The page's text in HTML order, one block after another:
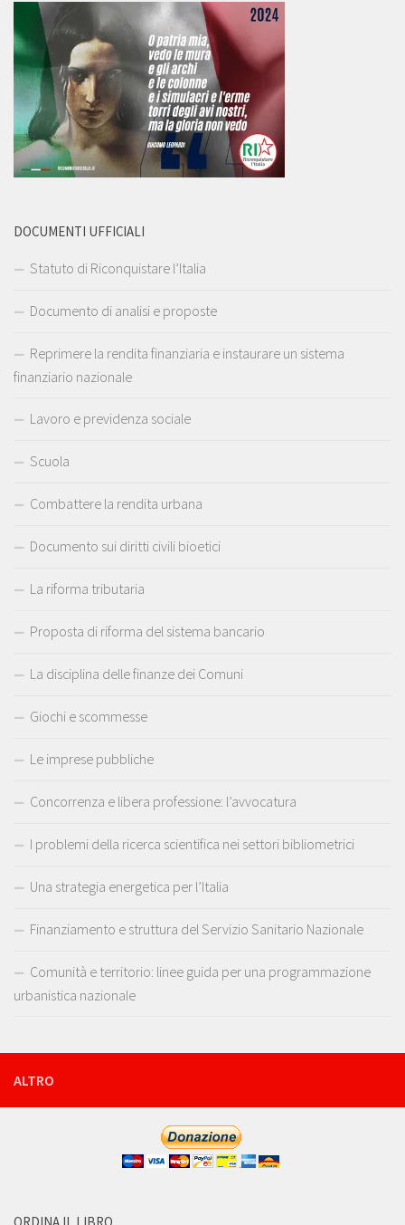
DOCUMENTI UFFICIALI
Statuto di Riconquistare l’Italia
Documento di analisi e proposte
Reprimere la rendita finanziaria e instaurare un sistema
finanziario nazionale
Lavoro e previdenza sociale
Scuola
Combattere la rendita urbana
Documento sui diritti civili bioetici
La riforma tributaria
Proposta di riforma del sistema bancario
La disciplina delle finanze dei Comuni
Giochi e scommesse
Le imprese pubbliche
Concorrenza e libera professione: l’avvocatura
I problemi della ricerca scientifica nei settori bibliometrici
Una strategia energetica per l’Italia
Finanziamento e struttura del Servizio Sanitario Nazionale
Comunità e territorio: linee guida per una programmazione
urbanistica nazionale
ALTRO